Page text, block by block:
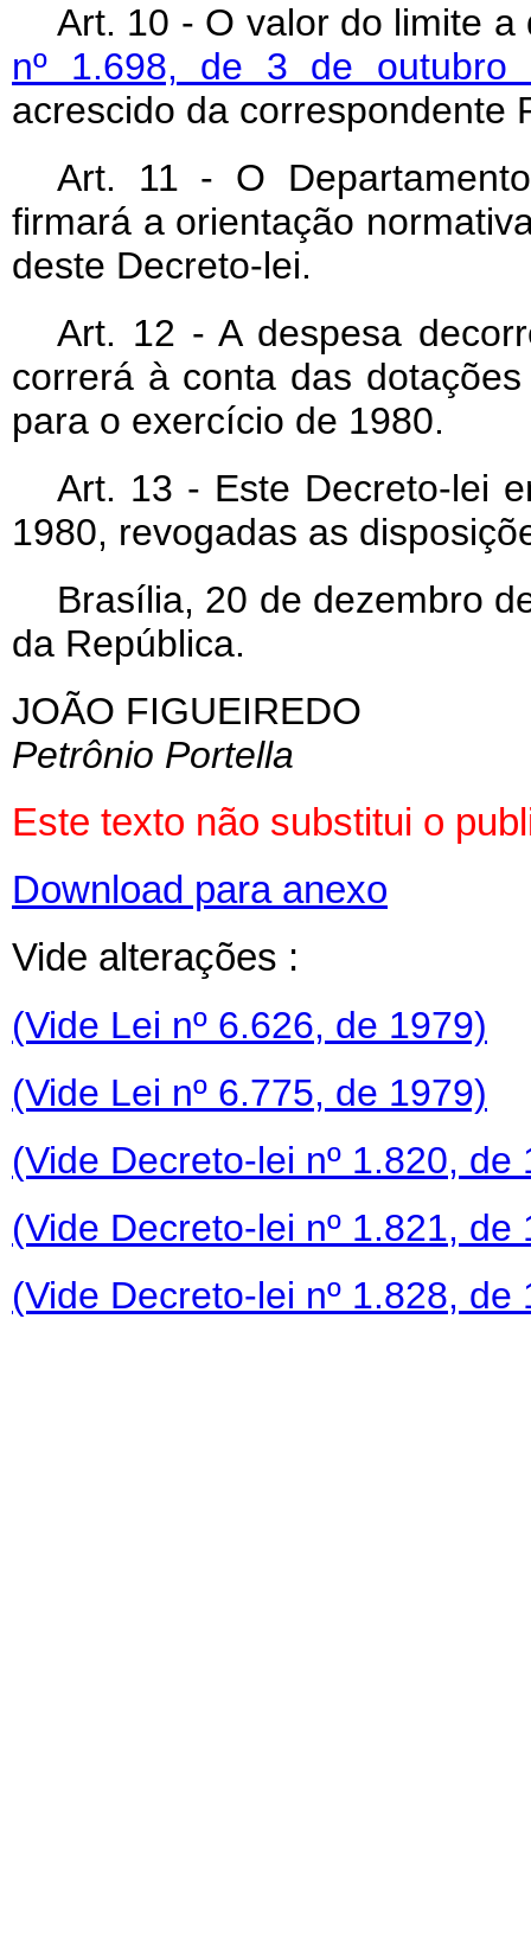
Art. 10 - O valor do limite
nº 1.698, de 3 de outubro
acrescido da correspondente
Art. 11 - O
firmará a orientação
deste Decreto-lei.
Art. 12 - A despesa
correrá à conta das
para o exercício de 1980.
Art. 13 - Este Decreto-lei
1980, revogadas as
Brasília, 20 de dezembro
da República.
JOÃO FIGUEIREDO
Petrônio Portella
Este texto não substitui o
Download para anexo
Vide alterações :
(Vide Lei nº 6.626, de 1979)
(Vide Lei nº 6.775, de 1979)
(Vide Decreto-lei nº 1.820, de
(Vide Decreto-lei nº 1.821, de
(Vide Decreto-lei nº 1.828, de